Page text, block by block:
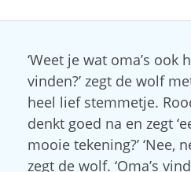
‘Weet je wat oma’s ook
vinden?’ zegt de wolf
heel lief stemmetje.
denkt goed na en zegt
mooie tekening?’ ‘Nee,
zegt de wolf. ‘Oma’s